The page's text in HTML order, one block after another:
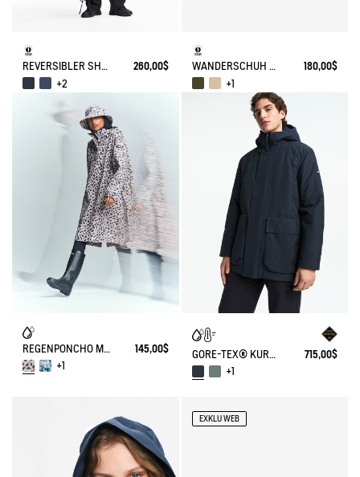
REVERSIBLER SHERPA-WESTE T-KIT
260,00$
+2
WANDERSCHUH TENERE AUS RECYCELTEM POLYESTER
180,00$
+1
REGENPONCHO MIT DRUCK
145,00$
+1
GORE-TEX® KURZ PARKA - MI LONG (AIW22MOUI016) - SEHR WARM
715,00$
+1
EXKLU WEB